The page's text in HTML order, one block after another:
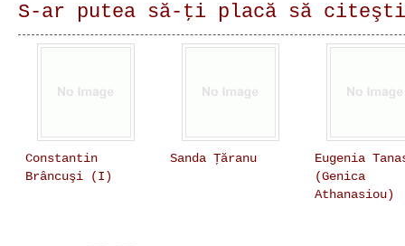
S-ar putea să-ţi placă să
Constantin
Brâncuşi (I)
Sanda Ţăranu
Eugenia
(Genica
Athanasiou)